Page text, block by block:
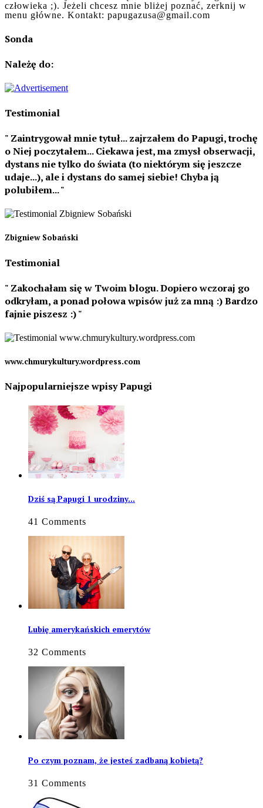
człowieka ;). Jeżeli chcesz mnie bliżej poznać, zerknij w
menu główne. Kontakt: papugazusa@gmail.com
Sonda
Należę do:
Testimonial
Zaintrygował mnie tytuł... zajrzałem do Papugi, trochę
o Niej poczytałem... Ciekawa jest, ma zmysł obserwacji,
dystans nie tylko do świata (to niektórym się jeszcze
udaje...), ale i dystans do samej siebie! Chyba ją
polubiłem...
Zbigniew Sobański
Testimonial
Zakochałam się w Twoim blogu. Dopiero wczoraj go
odkryłam, a ponad połowa wpisów już za mną :) Bardzo
fajnie piszesz :)
www.chmurykultury.wordpress.com
Najpopularniejsze wpisy Papugi
Dziś są Papugi 1 urodziny…
41 Comments
Lubię amerykańskich emerytów
32 Comments
Po czym poznam, że jesteś zadbaną kobietą?
31 Comments